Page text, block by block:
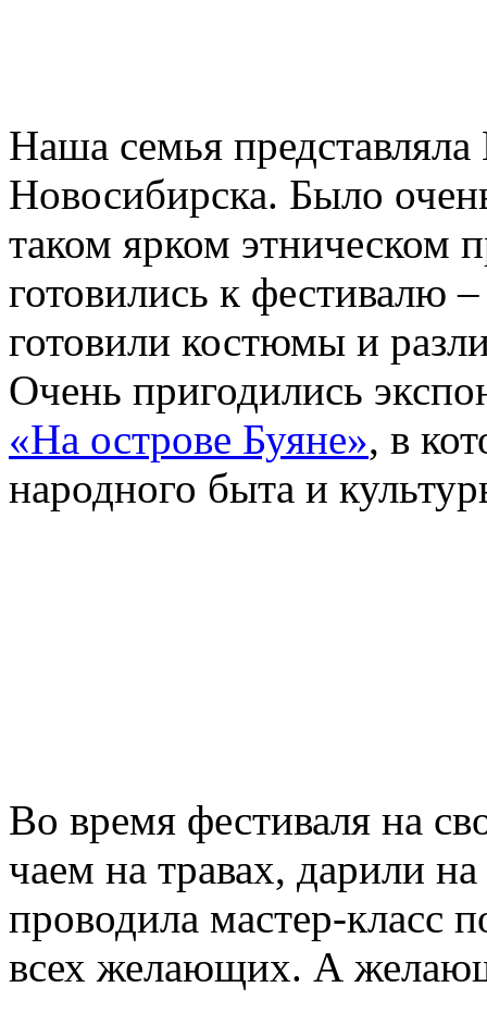
Наша семья
Новосибирска. Было
таком ярком этническом
готовились к фестивалю
готовили костюмы и
Очень пригодились
«На острове Буяне», в
народного быта и
Во время фестиваля на
чаем на травах, дарили
проводила мастер-класс
всех желающих. А